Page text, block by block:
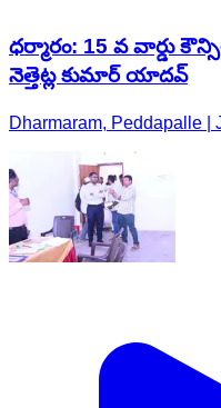
ధర్మారం: 15 వ వార్డు
నెత్తెట్ల కుమార్ యాదవ్
Dharmaram, Peddapalle |